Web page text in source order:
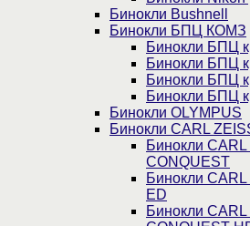
Бинокли Bushnell
Бинокли БПЦ КОМЗ
Бинокли БПЦ
Бинокли БПЦ
Бинокли БПЦ
Бинокли БПЦ
Бинокли OLYMPUS
Бинокли CARL
Бинокли
CONQUEST
Бинокли
ED
Бинокли